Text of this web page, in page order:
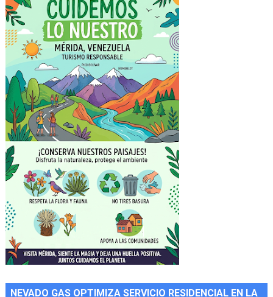
NEVADO GAS OPTIMIZA SERVICIO RESIDENCIAL EN LA